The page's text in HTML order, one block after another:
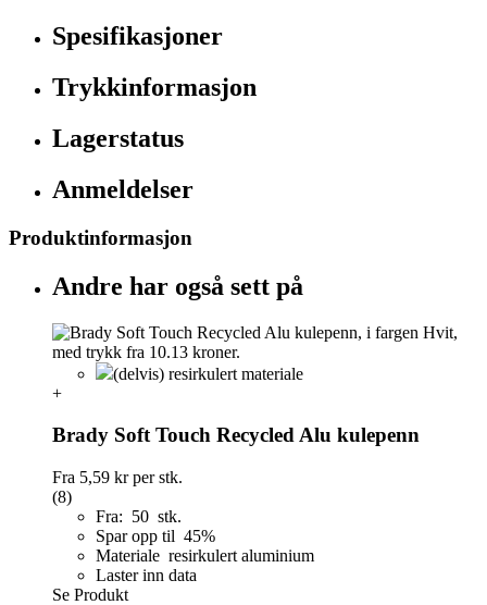
Spesifikasjoner
Trykkinformasjon
Lagerstatus
Anmeldelser
Produktinformasjon
Andre har også sett på
(delvis) resirkulert materiale
+
Brady Soft Touch Recycled Alu kulepenn
Fra 5,59 krper stk.
(8)
Fra: 50 stk.
Spar opp til 45%
Materiale resirkulert aluminium
Laster inn data
Se Produkt